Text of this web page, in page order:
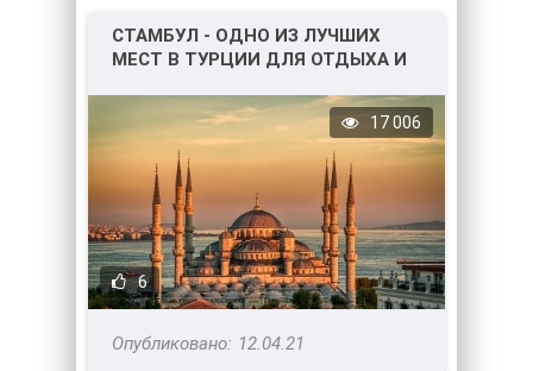
СТАМБУЛ - ОДНО ИЗ ЛУЧШИХ
МЕСТ В ТУРЦИИ ДЛЯ ОТДЫХА И
6
17 006
12.04.21